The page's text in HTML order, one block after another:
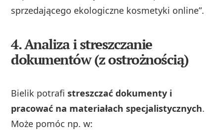
sprzedającego ekologiczne kosmetyki online”.
4. Analiza i streszczanie
dokumentów (z ostrożnością)
Bielik potrafistreszczać dokumenty i
pracować na materiałach specjalistycznych.
Może pomóc np. w: